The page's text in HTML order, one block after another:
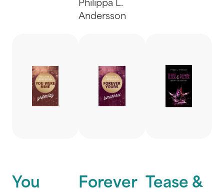
Philippa L.
Andersson
You
Forever
Tease &